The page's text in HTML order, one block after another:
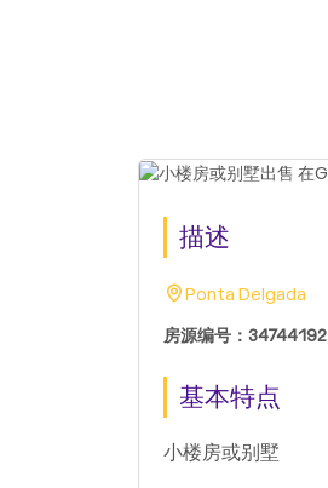
描述
Ponta Delgada
房源编号：34744192
基本特点
小楼房或别墅